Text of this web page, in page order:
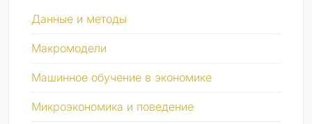
Данные и методы
Макромодели
Машинное обучение в экономике
Микроэкономика и поведение